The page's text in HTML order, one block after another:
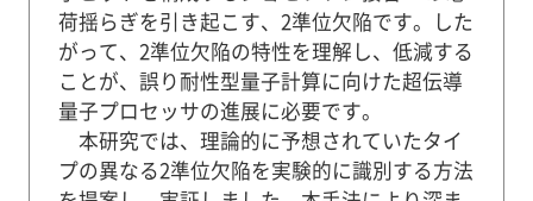
荷揺らぎを引き起こす、2準位欠陥です。した
がって、2準位欠陥の特性を理解し、低減する
ことが、誤り耐性型量子計算に向けた超伝導
量子プロセッサの進展に必要です。
本研究では、理論的に予想されていたタイ
プの異なる2準位欠陥を実験的に識別する方法